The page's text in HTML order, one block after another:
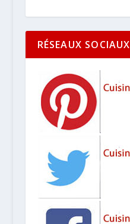
RÉSEAUX SOCIAUX